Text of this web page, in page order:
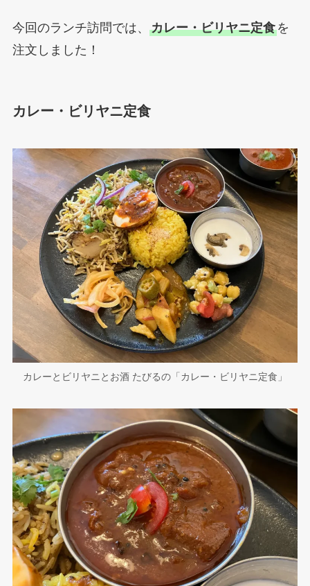
今回のランチ訪問では、 カレー・ビリヤニ定食を
注文しました！
カレー・ビリヤニ定食
カレーとビリヤニとお酒 たびるの「カレー・ビリヤニ定食」